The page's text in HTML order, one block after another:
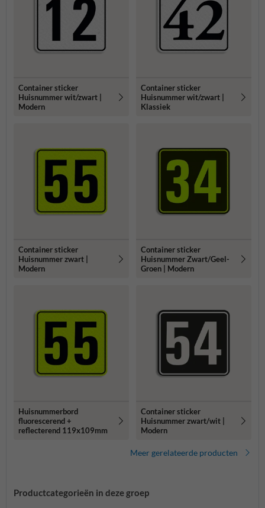
Container sticker
Huisnummer wit/zwart |
Modern
Container sticker
Huisnummer wit/zwart |
Klassiek
Container sticker
Huisnummer zwart |
Modern
Container sticker
Huisnummer Zwart/Geel-
Groen | Modern
Huisnummerbord
fluorescerend +
reflecterend 119x109mm
Container sticker
Huisnummer zwart/wit |
Modern
Meer gerelateerde producten
Productcategorieën in deze groep